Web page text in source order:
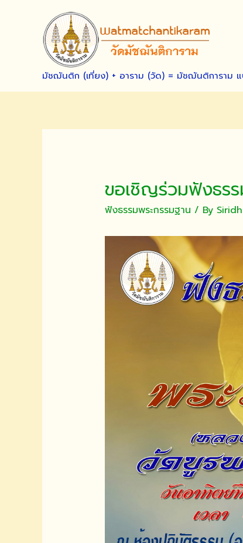
มัชฌันติก (เที่ยง) + อาราม (วัด) = มัชฌันติการาม แ
ขอเชิญร่วมฟังธร
ฟังธรรมพระกรรมฐาน / By